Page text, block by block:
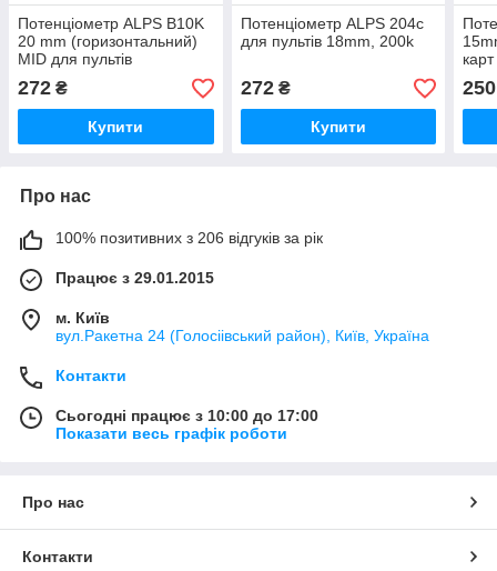
Потенціометр ALPS B10K
20 mm (горизонтальний)
MID для пультів
272 ₴
Купити
Потенціометр ALPS 204c
для пультів 18mm, 200k
272₴
Купити
6
250
Про нас
100% позитивних з 206 відгуків за рік
Працює з 29.01.2015
м. Київ
вул.Ракетна 24 (Голосіівський район), Київ, Україна
Контакти
Сьогодні працює з 10:00 до 17:00
Показати весь графік роботи
Про нас
Контакти